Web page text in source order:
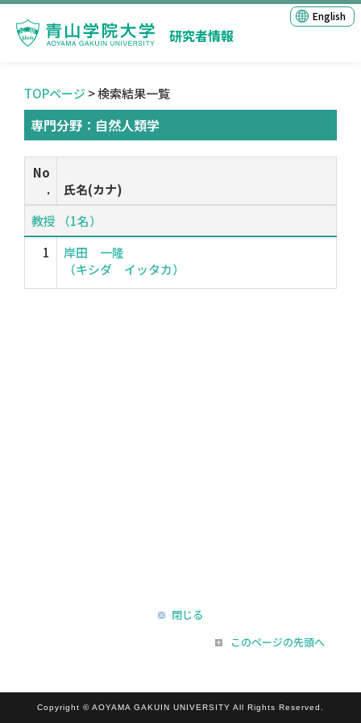
研究者情報
English
TOPページ > 検索結果一覧
専門分野：自然人類学
No
.
氏名(カナ)
教授 （1名）
1
岸田 一隆
（キシダ イッタカ）
閉じる
このページの先頭へ
Copyright © AOYAMA GAKUIN UNIVERSITY All Rights Reserved.